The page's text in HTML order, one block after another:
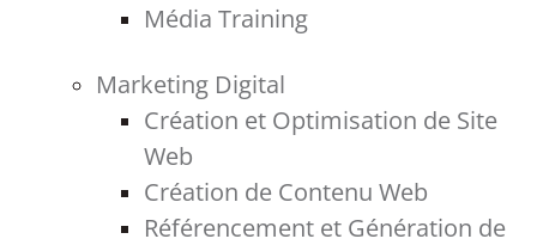
Média Training
Marketing Digital
Création et Optimisation de Site
Web
Création de Contenu Web
Référencement et Génération de